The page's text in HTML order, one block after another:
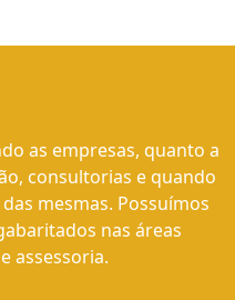
as empresas, quanto a
consultorias e quando
mesmas. Possuímos
nas áreas
assessoria.